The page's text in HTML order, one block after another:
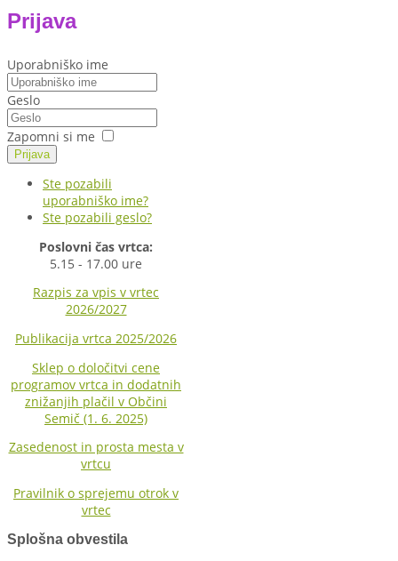
Prijava
Uporabniško ime
Geslo
Zapomni si me
Prijava
Ste pozabili
uporabniško ime?
Ste pozabili geslo?
Poslovni čas vrtca:
5.15 - 17.00 ure
Razpis za vpis v vrtec
2026/2027
Publikacija vrtca 2025/2026
Sklep o določitvi cene
programov vrtca in dodatnih
znižanjih plačil v Občini
Semič (1. 6. 2025)
Zasedenost in prosta mesta v
vrtcu
Pravilnik o sprejemu otrok v
vrtec
Splošna obvestila